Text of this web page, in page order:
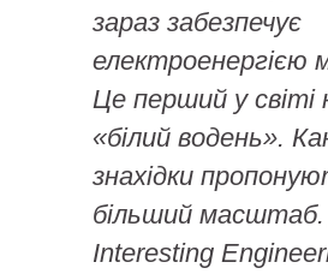
зараз забезпечує
електроенергією
Це перший у світі
«білий водень».
знахідки
більший
Interesting